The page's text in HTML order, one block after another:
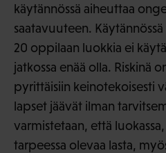
käytännössä aiheuttaa
saatavuuteen.
20 oppilaan luokkia ei
jatkossa enää olla. Riskinä
pyrittäisiin keinotekoisesti
lapset jäävät ilman
varmistetaan, että
tarpeessa olevaa lasta,